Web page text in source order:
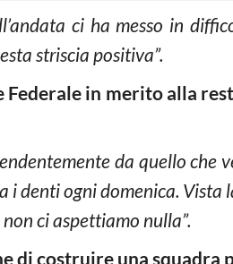
ci ha messo in
striscia positiva”.
Federale in merito alla
da quello che
denti ogni domenica. Vista
ci aspettiamo nulla”.
di costruire una squadra